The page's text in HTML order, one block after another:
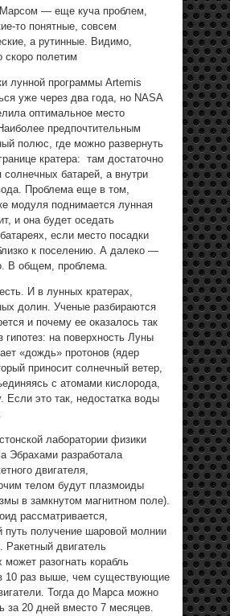
— еще куча проблем,
то понятные, совсем
а рутинные. Видимо,
скоро полетим
лунной программы Artemis
уже через два года, но NASA
оптимальное место
предпочтительным
полюс, где можно развернуть
кратера: там достаточно
солнечных батарей, а внутри
Проблема еще в том,
модуля поднимается лунная
и она будет оседать
если место посадки
к поселению. А далеко —
В общем, проблема.
И в лунных кратерах,
долин. Ученые разбираются
и почему ее оказалось так
гипотез: на поверхность Луны
«дождь» протонов (ядер
приносит солнечный ветер,
с атомами кислорода,
Если это так, недостатка воды
лаборатории физики
Эбрахами разработала
двигателя,
телом будут плазмоиды
в замкнутом магнитном поле).
рассматривается,
путь получение шаровой молнии
Ракетный двигатель
может разогнать корабль
10 раз выше, чем существующие
Тогда до Марса можно
за 20 дней вместо 7 месяцев.